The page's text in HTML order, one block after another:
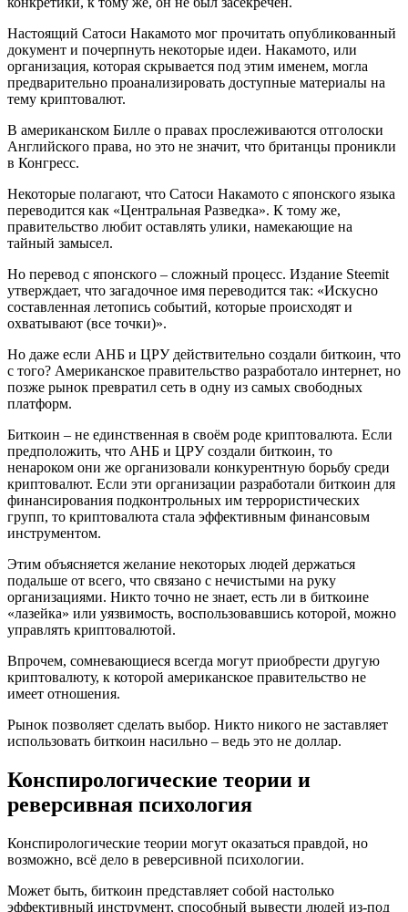
Настоящий Сатоси Накамото мог прочитать опубликованный
документ и почерпнуть некоторые идеи. Накамото, или
организация, которая скрывается под этим именем, могла
предварительно проанализировать доступные материалы на
тему криптовалют.
В американском Билле о правах прослеживаются отголоски
Английского права, но это не значит, что британцы проникли
в Конгресс.
Некоторые полагают, что Сатоси Накамото с японского языка
переводится как «Центральная Разведка». К тому же,
правительство любит оставлять улики, намекающие на
тайный замысел.
Но перевод с японского – сложный процесс. Издание Steemit
утверждает, что загадочное имя переводится так: «Искусно
составленная летопись событий, которые происходят и
охватывают (все точки)».
Но даже если АНБ и ЦРУ действительно создали биткоин, что
с того? Американское правительство разработало интернет, но
позже рынок превратил сеть в одну из самых свободных
платформ.
Биткоин – не единственная в своём роде криптовалюта. Если
предположить, что АНБ и ЦРУ создали биткоин, то
ненароком они же организовали конкурентную борьбу среди
криптовалют. Если эти организации разработали биткоин для
финансирования подконтрольных им террористических
групп, то криптовалюта стала эффективным финансовым
инструментом.
Этим объясняется желание некоторых людей держаться
подальше от всего, что связано с нечистыми на руку
организациями. Никто точно не знает, есть ли в биткоине
«лазейка» или уязвимость, воспользовавшись которой, можно
управлять криптовалютой.
Впрочем, сомневающиеся всегда могут приобрести другую
криптовалюту, к которой американское правительство не
имеет отношения.
Рынок позволяет сделать выбор. Никто никого не заставляет
использовать биткоин насильно – ведь это не доллар.
Конспирологические теории и
реверсивная психология
Конспирологические теории могут оказаться правдой, но
возможно, всё дело в реверсивной психологии.
Может быть, биткоин представляет собой настолько
эффективный инструмент, способный вывести людей из-под